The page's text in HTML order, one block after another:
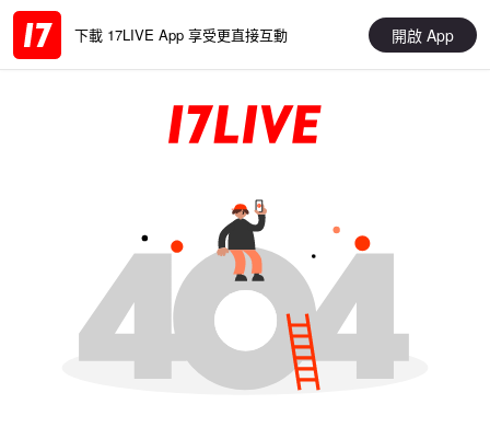
下載 17LIVE App 享受更直接互動 開啟 App